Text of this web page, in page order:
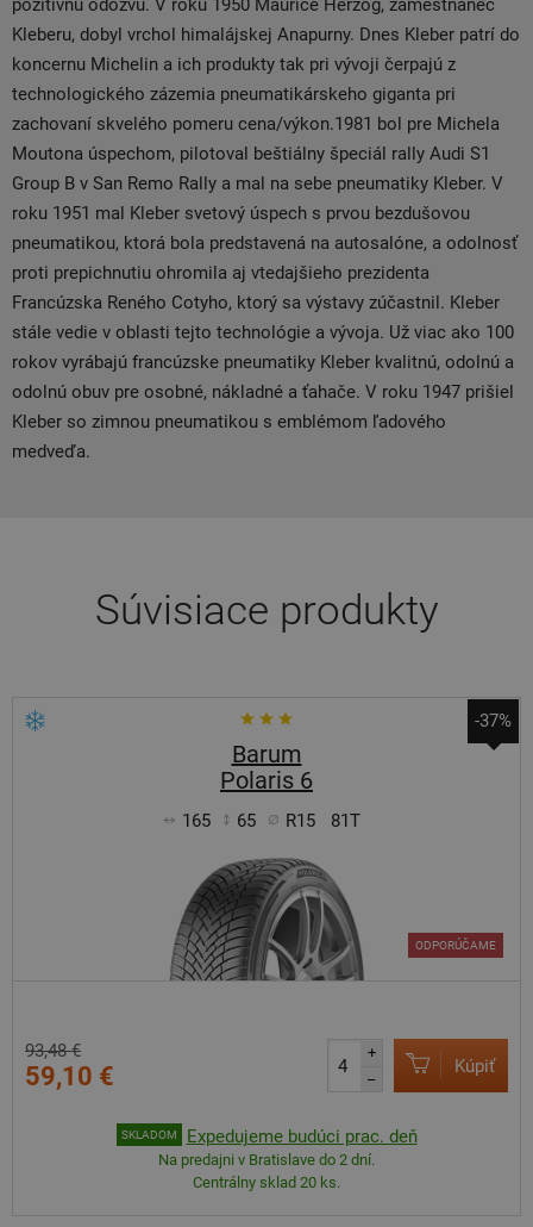
pozitívnu odozvu. V roku 1950 Maurice Herzog, zamestnanec
Kleberu, dobyl vrchol himalájskej Anapurny. Dnes Kleber patrí do
koncernu Michelin a ich produkty tak pri vývoji čerpajú z
technologického zázemia pneumatikárskeho giganta pri
zachovaní skvelého pomeru cena/výkon.1981 bol pre Michela
Moutona úspechom, pilotoval beštiálny špeciál rally Audi S1
Group B v San Remo Rally a mal na sebe pneumatiky Kleber. V
roku 1951 mal Kleber svetový úspech s prvou bezdušovou
pneumatikou, ktorá bola predstavená na autosalóne, a odolnosť
proti prepichnutiu ohromila aj vtedajšieho prezidenta
Francúzska Reného Cotyho, ktorý sa výstavy zúčastnil. Kleber
stále vedie v oblasti tejto technológie a vývoja. Už viac ako 100
rokov vyrábajú francúzske pneumatiky Kleber kvalitnú, odolnú a
odolnú obuv pre osobné, nákladné a ťahače. V roku 1947 prišiel
Kleber so zimnou pneumatikou s emblémom ľadového
medveďa.
Súvisiace produkty
-37%
Barum
Polaris 6
165 65 R15 81T
ODPORÚČAME
93,48 €
59,10 €
+
–
Kúpiť
SKLADOM Expedujeme budúci prac. deň
Na predajni v Bratislave do 2 dní.
Centrálny sklad 20 ks.